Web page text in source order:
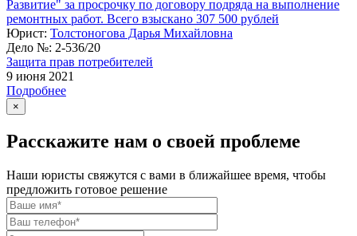
Развитие" за просрочку по договору подряда на выполнение
ремонтных работ. Всего взыскано 307 500 рублей
Юрист: Толстоногова Дарья Михайловна
Дело №: 2-536/20
Защита прав потребителей
9 июня 2021
Подробнее
×
Расскажите нам о своей проблеме
Наши юристы свяжутся с вами в ближайшее время, чтобы
предложить готовое решение